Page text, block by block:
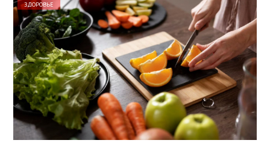
ЗДОРОВЬЕ